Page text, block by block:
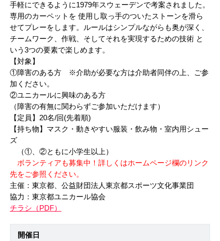
手軽にできるように1979年スウェーデンで考案されました。
専用のカーペットを 使用し取っ手のついたストーンを滑ら
せてプレーをします。ルールはシンプルながらも奥が深く、
チームワーク、作戦、そしてそれを実現するための技術 と
いう3つの要素で楽しめます。
【対象】
①障害のある方 ※介助が必要な方は介助者同伴の上、ご参
加ください。
②ユニカールに興味のある方
（障害の有無に関わらずご参加いただけます）
【定員】20名/回(先着順)
【持ち物】マスク・動きやすい服装・飲み物・室内用シュー
ズ
（①、②ともに小学生以上）
ボランティアも募集中！詳しくはホームページ欄のリンク
先をご参照ください。
主催：東京都、公益財団法人東京都スポーツ文化事業団
協力：東京都ユニカール協会
チラシ（PDF）
開催日